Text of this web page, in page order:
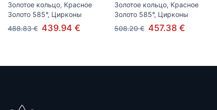
Золотое кольцо, Красное
Золото 585°, Цирконы
488.83 € 439.94 €
Золотое кольцо, Красное
Золото 585°, Цирконы
508.20 € 457.38 €